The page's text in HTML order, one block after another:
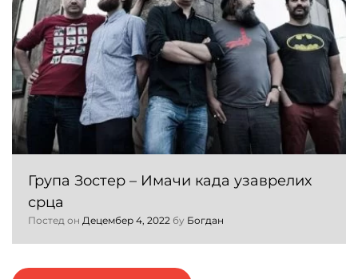
Група Зостер – Имачи када узаврелих
срца
Постед он Децембер 4, 2022 бy Богдан